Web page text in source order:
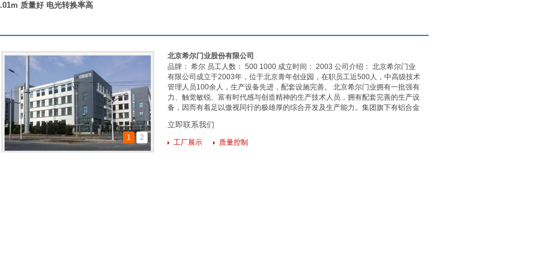
质量好 电光转换率高
1 2
北京希尔门业股份有限公司
品牌： 希尔 员工人数： 500 1000 成立时间： 2003 公司介绍： 北京希尔门业
有限公司成立于2003年，位于北京青年创业园，在职员工近500人，中高级技术
管理人员100余人，生产设备先进，配套设施完善。 北京希尔门业拥有一批强有
力、触觉敏锐、富有时代感与创造精神的生产技术人员，拥有配套完善的生产设
备，因而有着足以傲视同行的极雄厚的综合开发及生产能力。集团旗下有铝合金
立即联系我们
工厂展示 质量控制